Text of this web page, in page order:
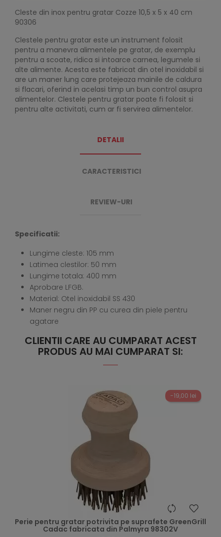
Cleste din inox pentru gratar Cozze 10,5 x 5 x 40 cm
90306
Clestele pentru gratar este un instrument folosit
pentru a manevra alimentele pe gratar, de exemplu
pentru a scoate, ridica si intoarce carnea, legumele si
alte alimente. Acesta este fabricat din otel inoxidabil si
are un maner lung care protejeaza mainile de caldura
si flacari, oferind in acelasi timp un bun control asupra
alimentelor. Clestele pentru gratar poate fi folosit si
pentru alte activitati, cum ar fi servirea alimentelor.
DETALII
CARACTERISTICI
REVIEW-URI
Specificatii:
Lungime cleste: 105 mm
Latimea clestilor: 50 mm
Lungime totala: 400 mm
Aprobare LFGB.
Material: Otel inoxidabil SS 430
Maner negru din PP cu curea din piele pentru
agatare
CLIENTII CARE AU CUMPARAT ACEST
PRODUS AU MAI CUMPARAT SI:
-19,00 lei
Perie pentru gratar potrivita pe suprafete GreenGrill
Cadac fabricata din Palmyra 98302V